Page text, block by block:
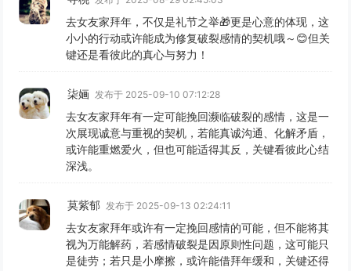
去女友家拜年，不仅是礼节之举🎁更是心意的体现，这
小小的行动或许能成为修复破裂感情的契机哦～😊但关
键还是看彼此的真心与努力！
柒婳 发布于 2025-09-10 07:12:28
去女友家拜年有一定可能挽回濒临破裂的感情，这是一
次展现诚意与重视的契机，若能真诚沟通、化解矛盾，
或许能重燃爱火，但也可能适得其反，关键看彼此心结
深浅。
莫紫郁 发布于 2025-09-13 02:24:11
去女友家拜年或许有一定挽回感情的可能，但不能将其
视为万能解药，若感情破裂是因原则性问题，这可能只
是徒劳；若只是小摩擦，或许能借拜年缓和，关键还得